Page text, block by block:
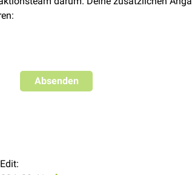
Absenden